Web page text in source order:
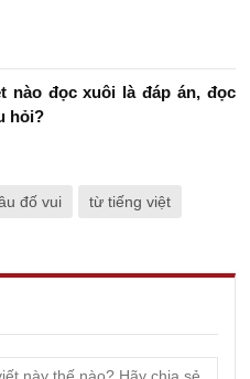
nào đọc xuôi là đáp án, đọc
hỏi?
đố vui từ tiếng việt